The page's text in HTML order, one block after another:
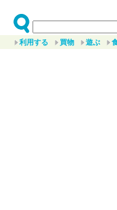
利用する 買物 遊ぶ